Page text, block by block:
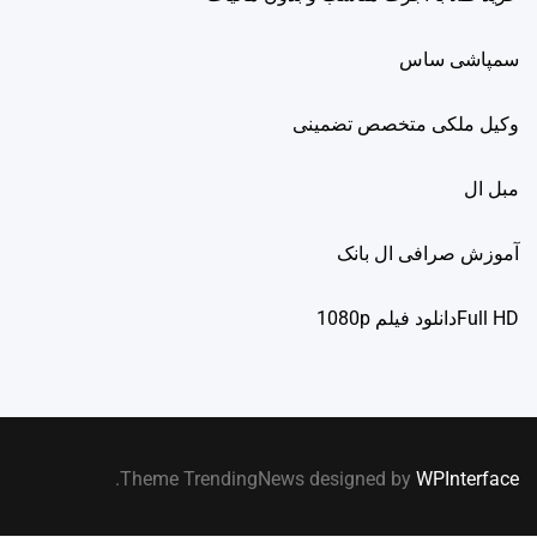
سمپاشی ساس
وکیل ملکی متخصص تضمینی
مبل ال
آموزش صرافی ال بانک
Full HDدانلود فيلم 1080p
Theme TrendingNews designed by WPInterface
.